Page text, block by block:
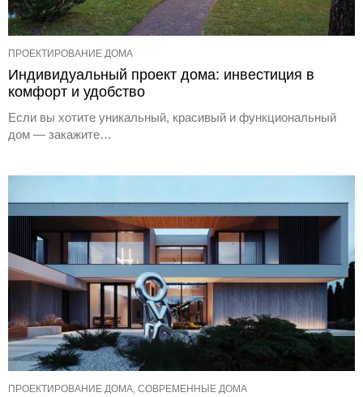
ПРОЕКТИРОВАНИЕ ДОМА
Индивидуальный проект дома: инвестиция в
комфорт и удобство
Если вы хотите уникальный, красивый и функциональный
дом — закажите…
ПРОЕКТИРОВАНИЕ ДОМА, СОВРЕМЕННЫЕ ДОМА